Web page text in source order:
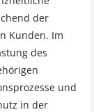
der
Kunden. Im
des
und
in der